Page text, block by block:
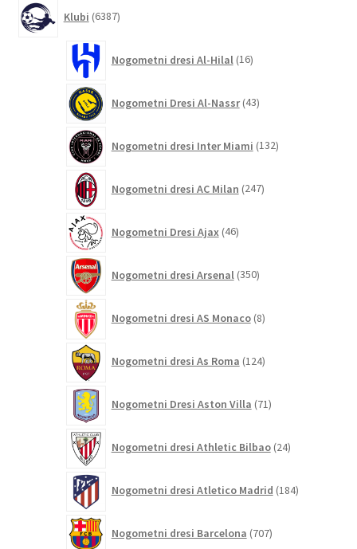
Klubi 6387izdelkov
Nogometni dresi Al-Hilal 16izdelkov
Nogometni Dresi Al-Nassr 43izdelkov
Nogometni dresi Inter Miami 132izdelkov
Nogometni dresi AC Milan 247izdelkov
Nogometni Dresi Ajax 46izdelkov
Nogometni dresi Arsenal 350izdelkov
Nogometni dresi AS Monaco 8izdelkov
Nogometni dresi As Roma 124izdelkov
Nogometni Dresi Aston Villa 71izdelkov
Nogometni dresi Athletic Bilbao 24izdelkov
Nogometni dresi Atletico Madrid 184izdelkov
Nogometni dresi Barcelona 707izdelkov